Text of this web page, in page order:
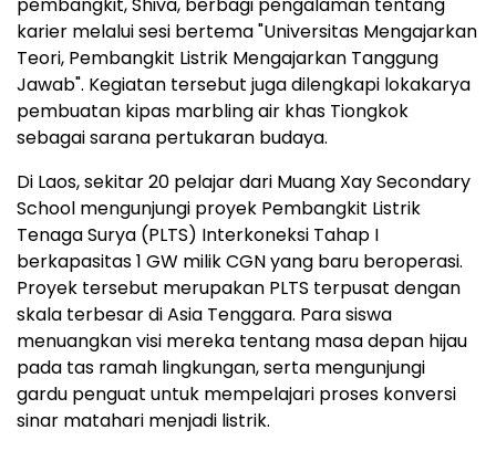
karier melalui sesi bertema "Universitas Mengajarkan
Teori, Pembangkit Listrik Mengajarkan Tanggung
Jawab". Kegiatan tersebut juga dilengkapi lokakarya
pembuatan kipas marbling air khas Tiongkok
sebagai sarana pertukaran budaya.
Di Laos, sekitar 20 pelajar dari Muang Xay Secondary
School mengunjungi proyek Pembangkit Listrik
Tenaga Surya (PLTS) Interkoneksi Tahap I
berkapasitas 1 GW milik CGN yang baru beroperasi.
Proyek tersebut merupakan PLTS terpusat dengan
skala terbesar di Asia Tenggara. Para siswa
menuangkan visi mereka tentang masa depan hijau
pada tas ramah lingkungan, serta mengunjungi
gardu penguat untuk mempelajari proses konversi
sinar matahari menjadi listrik.